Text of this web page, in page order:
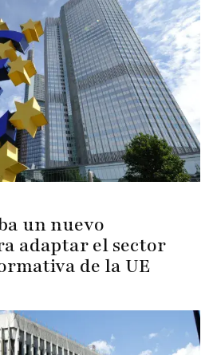
un nuevo
adaptar el sector
de la UE